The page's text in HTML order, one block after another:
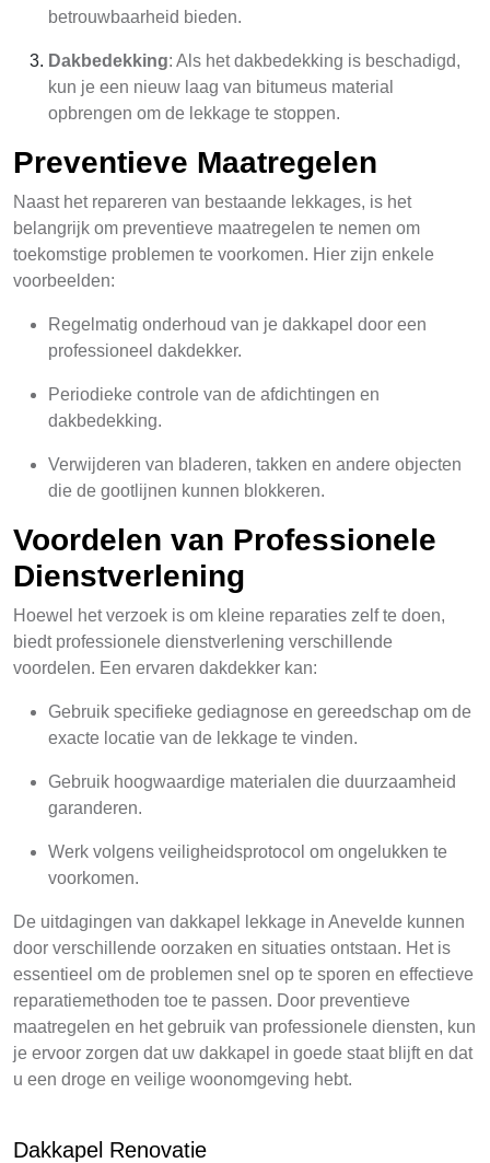
betrouwbaarheid bieden.
Dakbedekking: Als het dakbedekking is beschadigd,
kun je een nieuw laag van bitumeus material
opbrengen om de lekkage te stoppen.
Preventieve Maatregelen
Naast het repareren van bestaande lekkages, is het
belangrijk om preventieve maatregelen te nemen om
toekomstige problemen te voorkomen. Hier zijn enkele
voorbeelden:
Regelmatig onderhoud van je dakkapel door een
professioneel dakdekker.
Periodieke controle van de afdichtingen en
dakbedekking.
Verwijderen van bladeren, takken en andere objecten
die de gootlijnen kunnen blokkeren.
Voordelen van Professionele
Dienstverlening
Hoewel het verzoek is om kleine reparaties zelf te doen,
biedt professionele dienstverlening verschillende
voordelen. Een ervaren dakdekker kan:
Gebruik specifieke gediagnose en gereedschap om de
exacte locatie van de lekkage te vinden.
Gebruik hoogwaardige materialen die duurzaamheid
garanderen.
Werk volgens veiligheidsprotocol om ongelukken te
voorkomen.
De uitdagingen van dakkapel lekkage in Anevelde kunnen
door verschillende oorzaken en situaties ontstaan. Het is
essentieel om de problemen snel op te sporen en effectieve
reparatiemethoden toe te passen. Door preventieve
maatregelen en het gebruik van professionele diensten, kun
je ervoor zorgen dat uw dakkapel in goede staat blijft en dat
u een droge en veilige woonomgeving hebt.
Dakkapel Renovatie